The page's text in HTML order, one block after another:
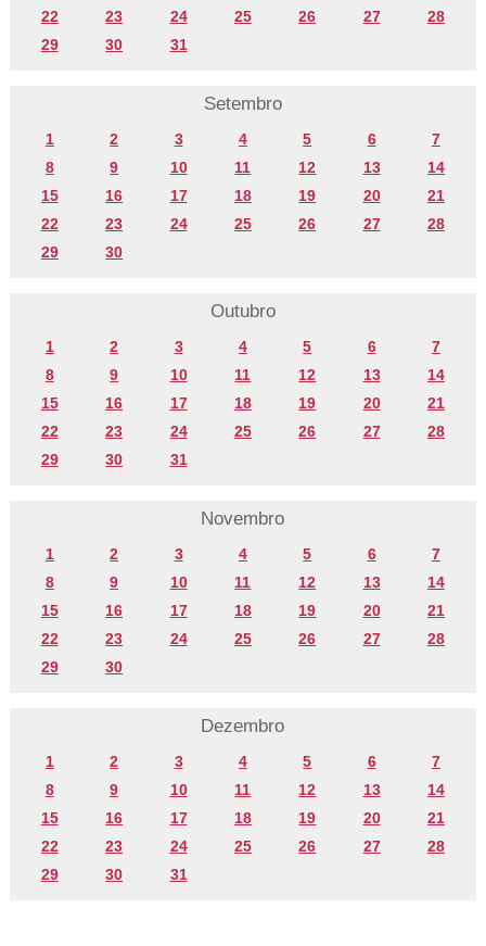
22
23 24 25 26 27
28
29
30 31
Setembro
1 2 3 4 5 6
7
8
9 10 11 12 13
14
15
16 17 18 19 20
21
22
23 24 25 26 27
28
29
30
Outubro
1 2 3 4 5 6
7
8
9 10 11 12 13
14
15
16 17 18 19 20
21
22
23 24 25 26 27
28
29
30 31
Novembro
1 2 3 4 5 6
7
8
9 10 11 12 13
14
15
16 17 18 19 20
21
22
23 24 25 26 27
28
29
30
Dezembro
1 2 3 4 5 6
7
8
9 10 11 12 13
14
15
16 17 18 19 20
21
22
23 24 25 26 27
28
29
30 31